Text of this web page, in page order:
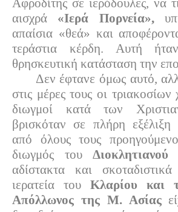
Αφροδίτης σε ιερόδουλες, να
αισχρά «Ιερά Πορνεία»,
απαίσια «θεά» και
τεράστια κέρδη. Αυτή
θρησκευτική κατάσταση την
Δεν έφτανε όμως αυτό,
στις μέρες τους οι
διωγμοί κατά των
βρισκόταν σε πλήρη
από όλους τους
διωγμός του Διοκλητιανού
αδίστακτα και σκοταδιστικά
ιερατεία του Κλαρίου και
Απόλλωνος της Μ. Ασίας